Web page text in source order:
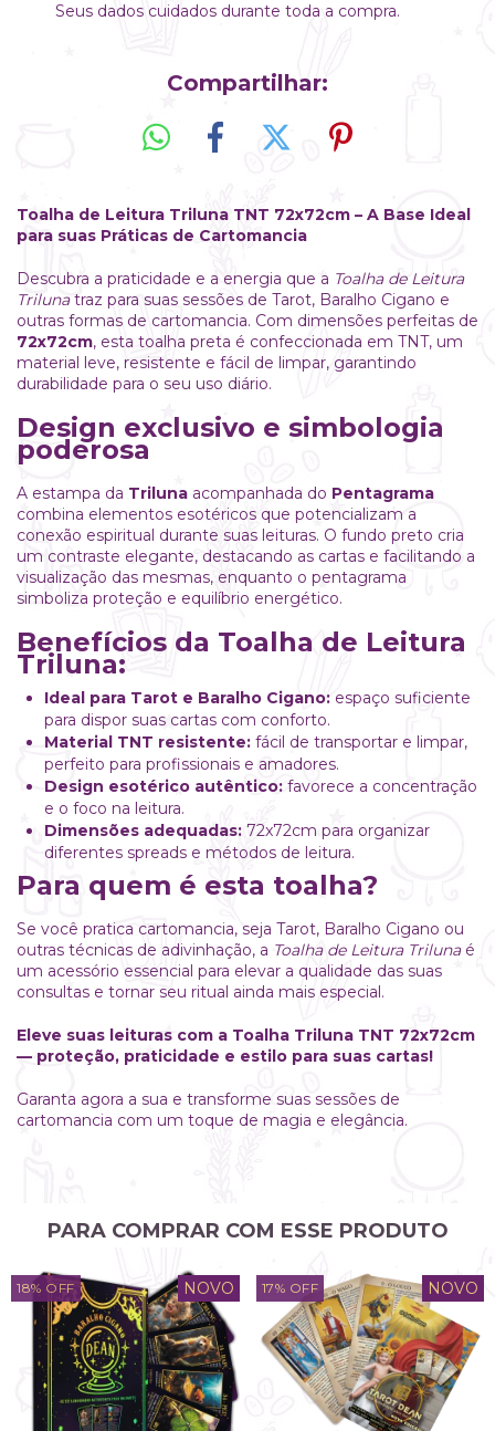
Seus dados cuidados durante toda a compra.
Compartilhar:
Toalha de Leitura Triluna TNT 72x72cm – A Base Ideal
para suas Práticas de Cartomancia
Descubra a praticidade e a energia que a Toalha de Leitura
Trilunatraz para suas sessões de Tarot, Baralho Cigano e
outras formas de cartomancia. Com dimensões perfeitas de
72x72cm, esta toalha preta é confeccionada em TNT, um
material leve, resistente e fácil de limpar, garantindo
durabilidade para o seu uso diário.
Design exclusivo e simbologia
poderosa
A estampa da Triluna acompanhada do Pentagrama
combina elementos esotéricos que potencializam a
conexão espiritual durante suas leituras. O fundo preto cria
um contraste elegante, destacando as cartas e facilitando a
visualização das mesmas, enquanto o pentagrama
simboliza proteção e equilíbrio energético.
Benefícios da Toalha de Leitura
Triluna:
Ideal para Tarot e Baralho Cigano: espaço suficiente
para dispor suas cartas com conforto.
Material TNT resistente: fácil de transportar e limpar,
perfeito para profissionais e amadores.
Design esotérico autêntico: favorece a concentração
e o foco na leitura.
Dimensões adequadas: 72x72cm para organizar
diferentes spreads e métodos de leitura.
Para quem é esta toalha?
Se você pratica cartomancia, seja Tarot, Baralho Cigano ou
outras técnicas de adivinhação, a Toalha de Leitura Trilunaé
um acessório essencial para elevar a qualidade das suas
consultas e tornar seu ritual ainda mais especial.
Eleve suas leituras com a Toalha Triluna TNT 72x72cm
— proteção, praticidade e estilo para suas cartas!
Garanta agora a sua e transforme suas sessões de
cartomancia com um toque de magia e elegância.
PARA COMPRAR COM ESSE PRODUTO
18% OFF NOVO 17% OFF NOVO